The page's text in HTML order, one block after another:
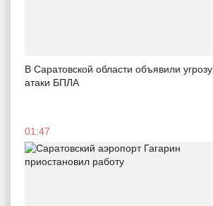
В Саратовской области объявили угрозу
атаки БПЛА
01:47